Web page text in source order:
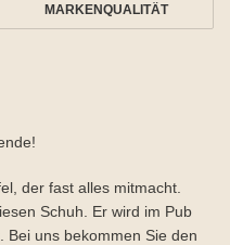
MARKENQUALITÄT
der fast alles mitmacht.
Schuh. Er wird im Pub
Bei uns bekommen Sie den